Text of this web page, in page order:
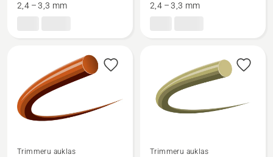
Trimmera
2,4 – 3,3 mm
Trimmera
2,4 – 3,3 mm
Skatīt
Trimmeru auklas
Skatīt
Trimmeru auklas